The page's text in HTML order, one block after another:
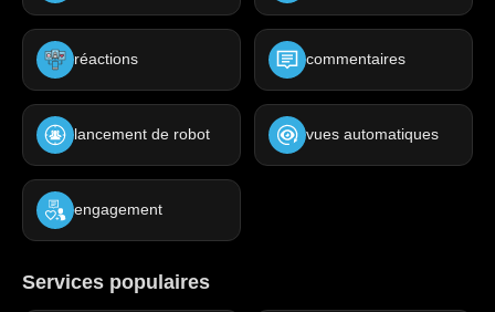
réactions commentaires
lancement de robot vues automatiques
engagement
Services populaires